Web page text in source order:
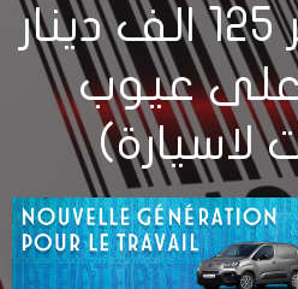
تونس بسعر 125 الف دينار
عيوب
لاسيارة)